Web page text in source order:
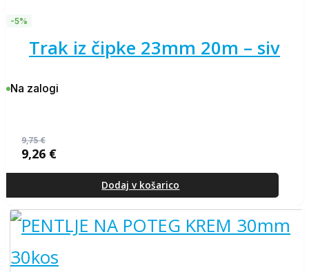
-5%
trak iz čipke 23mm 20m – siv
Na zalogi
9,75€
cena
9,75 €.
9,26 €
cena
Dodaj v košarico